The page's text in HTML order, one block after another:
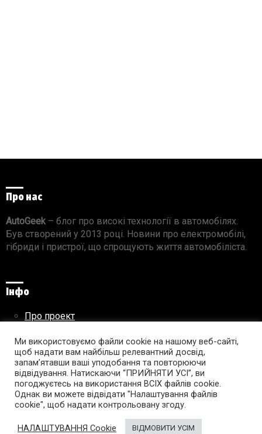
Про нас
AutoGeek– блог про високі технології в автомобілях.
Був створений у 2013 році. Новини про електромобілі,
гібриди і пристрої, що спрощують життя автомобіліста.
Інфо
Про проект
Правила використання матеріалів
Підпишись на AutoGeek!
facebooktwitter instagramyoutube tumblr linkedin
Ми використовуємо файли cookie на нашому веб-сайті,
щоб надати вам найбільш релевантний досвід,
запам’ятавши ваші уподобання та повторюючи
відвідування. Натискаючи “ПРИЙНЯТИ УСІ”, ви
погоджуєтесь на використання ВСІХ файлів cookie.
Однак ви можете відвідати "Налаштування файлів
cookie", щоб надати контрольовану згоду.
НАЛАШТУВАННЯ Cookie ВІДМОВИТИ УСІМ